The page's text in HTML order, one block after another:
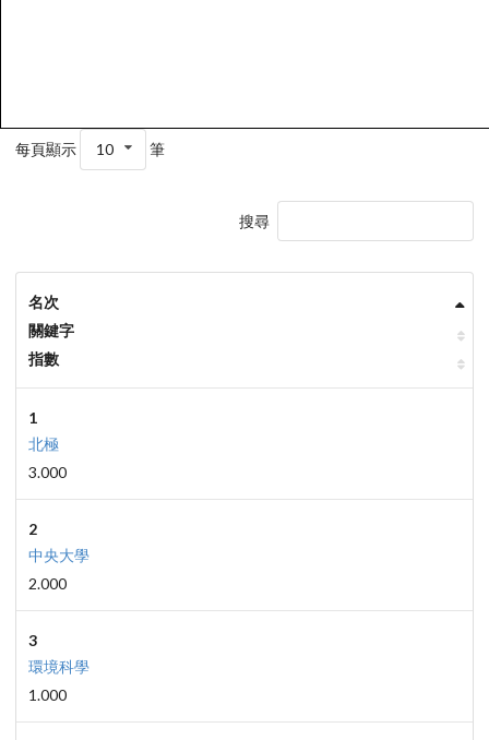
每頁顯示 10 筆
搜尋
名次
關鍵字
指數
1
北極
3.000
2
中央大學
2.000
3
環境科學
1.000